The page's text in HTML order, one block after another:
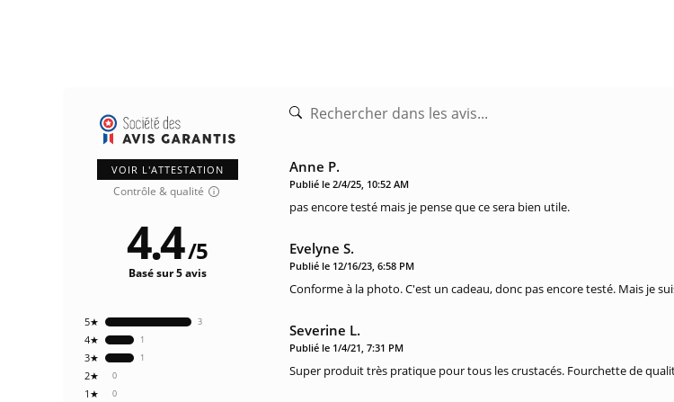
VOIR L'ATTESTATION
Contrôle & qualité
0
1★
0
2★
1
3★
1
4★
3
5★
4.4/5
Basé sur 5 avis
Anne P.
Publié le 2/4/25, 10:52 AM
pas encore testé mais je pense que ce sera bien utile.
Evelyne S.
Publié le 12/16/23, 6:58 PM
Conforme à la photo. C'est un cadeau, donc pas encore testé. Mais je
Severine L.
Publié le 1/4/21, 7:31 PM
Super produit très pratique pour tous les crustacés. Fourchette de